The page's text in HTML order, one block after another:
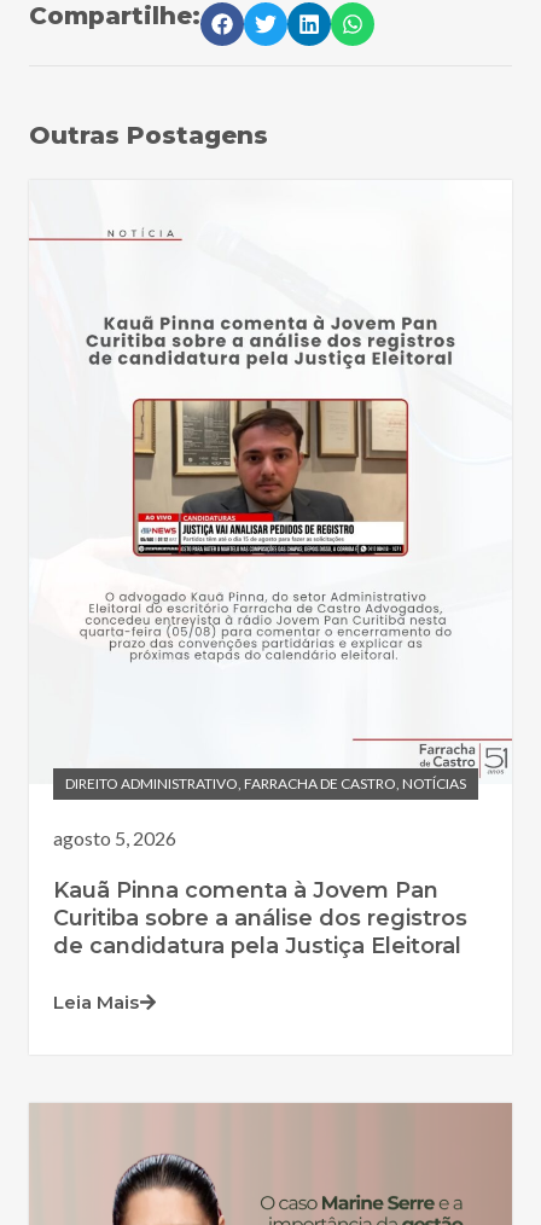
Compartilhe:
Outras Postagens
DIREITO ADMINISTRATIVO, FARRACHA DE CASTRO, NOTÍCIAS
agosto 5, 2026
Kauã Pinna comenta à Jovem Pan
Curitiba sobre a análise dos registros
de candidatura pela Justiça Eleitoral
Leia Mais